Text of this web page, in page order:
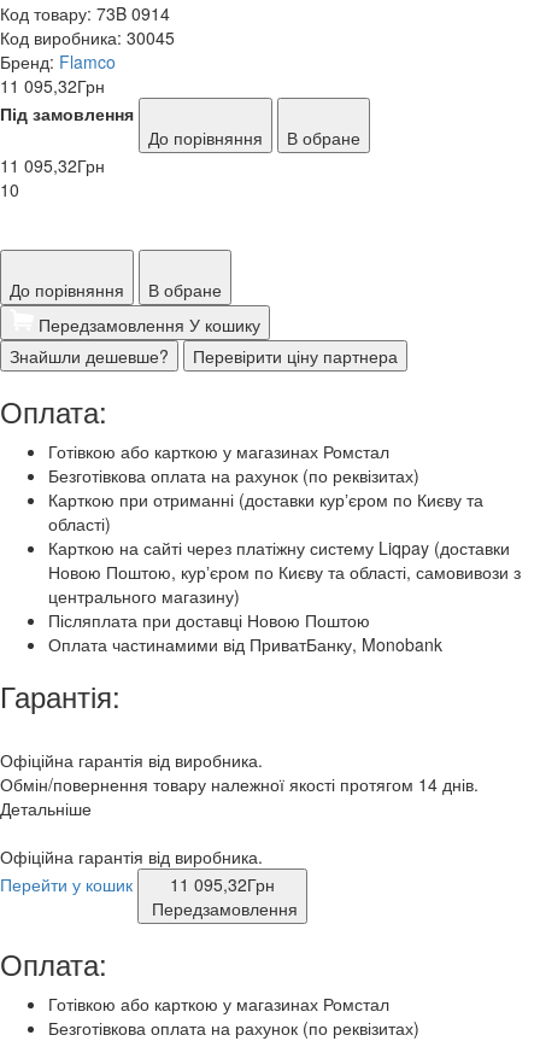
Код товару: 73B 0914
Код виробника: 30045
Бренд: Flamco
11 095,32Грн
Під замовлення
До порівняння
В обране
11 095,32Грн
10
До порівняння
В обране
Передзамовлення У кошику
Знайшли дешевше?
Перевірити ціну партнера
Оплата:
Готівкою або карткою у магазинах Ромстал
Безготівкова оплата на рахунок (по реквізитах)
Карткою при отриманні (доставки курʼєром по Києву та
області)
Карткою на сайті через платіжну систему Liqpay (доставки
Новою Поштою, курʼєром по Києву та області, самовивози з
центрального магазину)
Післяплата при доставці Новою Поштою
Оплата частинамими від ПриватБанку, Monobank
Гарантія:
Офіційна гарантія від виробника.
Обмін/повернення товару належної якості протягом 14 днів.
Детальніше
Офіційна гарантія від виробника.
Перейти у кошик
11 095,32Грн
Передзамовлення
Оплата:
Готівкою або карткою у магазинах Ромстал
Безготівкова оплата на рахунок (по реквізитах)